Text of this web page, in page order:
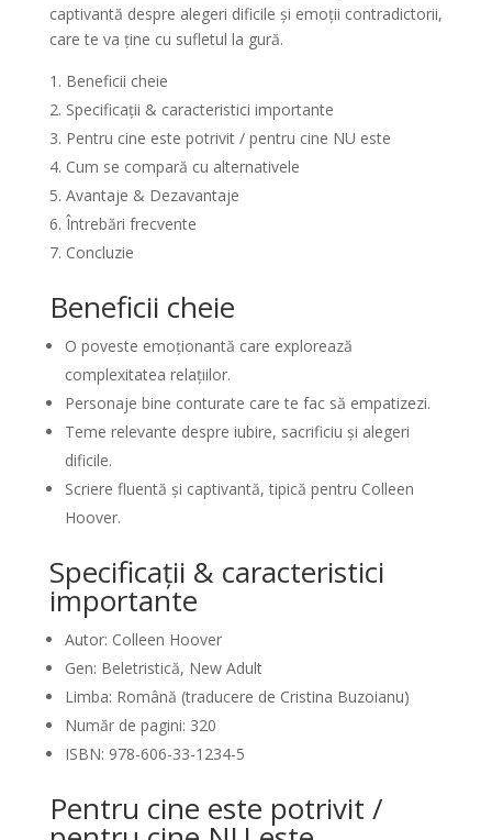
captivantă despre alegeri dificile și emoții contradictorii,
care te va ține cu sufletul la gură.
Beneficii cheie
Specificații & caracteristici importante
Pentru cine este potrivit / pentru cine NU este
Cum se compară cu alternativele
Avantaje & Dezavantaje
Întrebări frecvente
Concluzie
Beneficii cheie
O poveste emoționantă care explorează
complexitatea relațiilor.
Personaje bine conturate care te fac să empatizezi.
Teme relevante despre iubire, sacrificiu și alegeri
dificile.
Scriere fluentă și captivantă, tipică pentru Colleen
Hoover.
Specificații & caracteristici
importante
Autor: Colleen Hoover
Gen: Beletristică, New Adult
Limba: Română (traducere de Cristina Buzoianu)
Număr de pagini: 320
ISBN: 978-606-33-1234-5
Pentru cine este potrivit /